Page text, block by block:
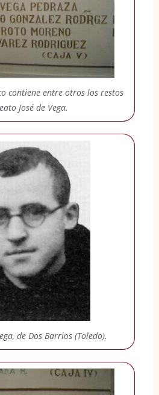
contiene entre otros los restos
José de Vega.
de Dos Barrios (Toledo).